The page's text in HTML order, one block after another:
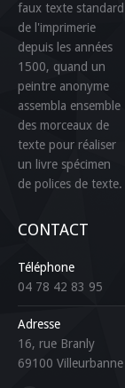
faux texte standard
de l'imprimerie
depuis les années
1500, quand un
peintre anonyme
assembla ensemble
des morceaux de
texte pour réaliser
un livre spécimen
de polices de texte.
CONTACT
Téléphone
04 78 42 83 95
Adresse
16, rue Branly
69100 Villeurbanne